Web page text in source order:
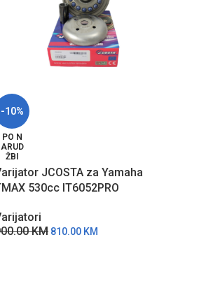
-10%
PO N
ARUD
ŽBI
JCOSTA za Yamaha
530cc IT6052PRO
KM 810.00 KM